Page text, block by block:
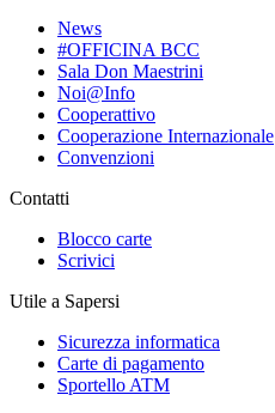
News
#OFFICINA BCC
Sala Don Maestrini
Noi@Info
Cooperattivo
Cooperazione Internazionale
Convenzioni
Contatti
Blocco carte
Scrivici
Utile a Sapersi
Sicurezza informatica
Carte di pagamento
Sportello ATM